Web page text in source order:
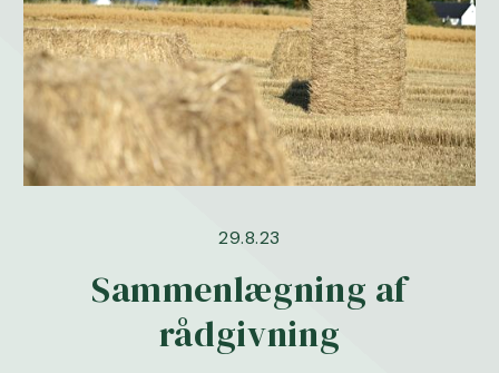
29.8.23
Sammenlægning af
rådgivning